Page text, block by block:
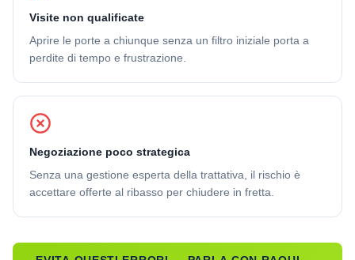
Visite non qualificate
Aprire le porte a chiunque senza un filtro iniziale porta a
perdite di tempo e frustrazione.
Negoziazione poco strategica
Senza una gestione esperta della trattativa, il rischio è
accettare offerte al ribasso per chiudere in fretta.